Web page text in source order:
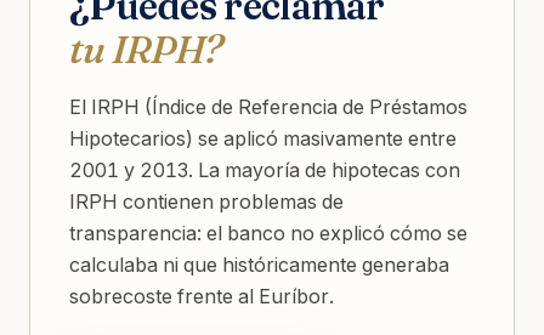
tu IRPH?
El IRPH (Índice de Referencia de Préstamos
Hipotecarios) se aplicó masivamente entre
2001 y 2013. La mayoría de hipotecas con
IRPH contienen problemas de
transparencia: el banco no explicó cómo se
calculaba ni que históricamente generaba
sobrecoste frente al Euríbor.